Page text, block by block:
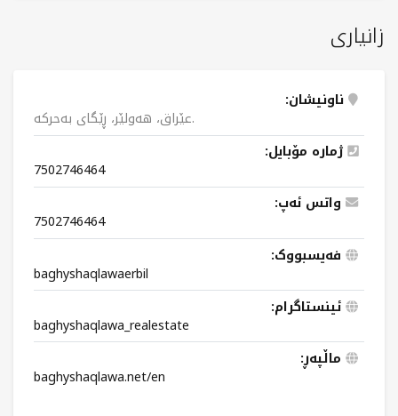
زانیاری
ناونیشان:
عێراق، هەولێر، ڕێگای بەحرکە.
ژمارە مۆبایل:
7502746464
واتس ئەپ:
7502746464
فەیسبووک:
baghyshaqlawaerbil
ئینستاگرام:
baghyshaqlawa_realestate
ماڵپەڕ:
baghyshaqlawa.net/en